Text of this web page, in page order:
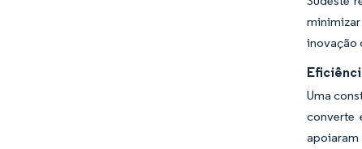
inovação
Uma
converte